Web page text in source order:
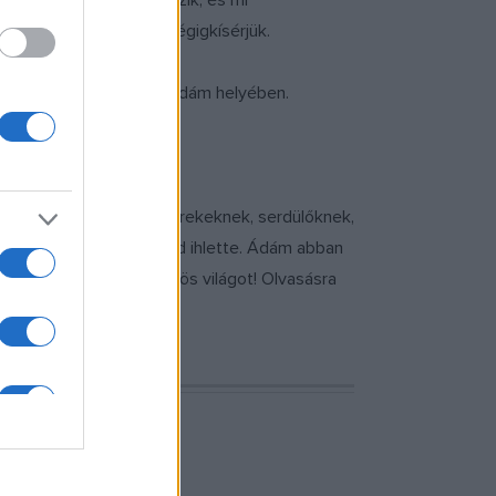
mindkét útján végigkísérjük.
hogyan döntenél Ádám helyében.
– nemcsak gyerekeknek, serdülőknek,
Monostori Erőd ihlette. Ádám abban
hátborzongató, különös világot! Olvasásra